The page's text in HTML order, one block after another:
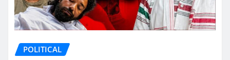
POLITICAL